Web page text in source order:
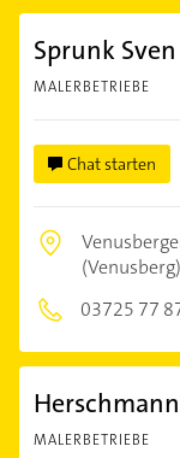
Sprunk
MALERBETRIEBE
Chat starten
(Venusberg)
03725 77
MALERBETRIEBE